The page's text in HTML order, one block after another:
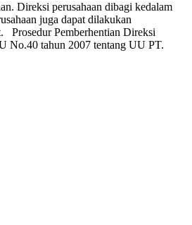
Direksi perusahaan dibagi kedalam
juga dapat dilakukan
Prosedur Pemberhentian Direksi
No.40 tahun 2007 tentang UU PT.